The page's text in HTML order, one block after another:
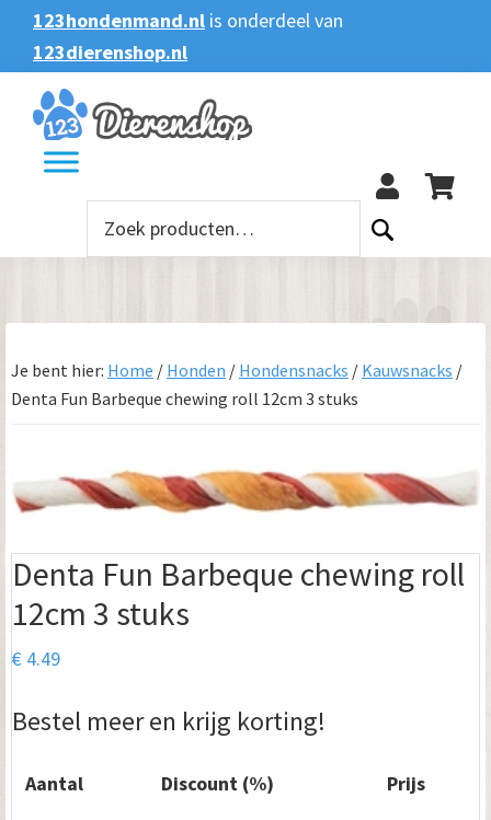
Spring
naar
de
hoofdnavigatie
Door
naar
de
hoofd
inhoud
Spring
naar
de
voettekst
123hondenmand.nl is onderdeel van
123dierenshop.nl
Zoeken
Zoeken
naar:
Je bent hier: Home / Honden / Hondensnacks / Kauwsnacks /
Denta Fun Barbeque chewing roll 12cm 3 stuks
Denta Fun Barbeque chewing roll
12cm 3 stuks
€ 4.49
Bestel meer en krijg korting!
Aantal Discount (%) Prijs